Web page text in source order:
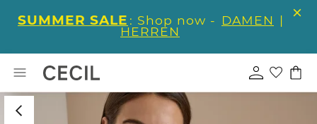
SUMMER SALE : Shop now - DAMEN |
HERREN